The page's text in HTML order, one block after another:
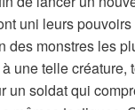
uni leurs
des monstres les
une telle créature,
soldat qui